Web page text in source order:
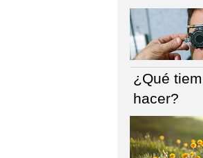
¿Qué
hacer?